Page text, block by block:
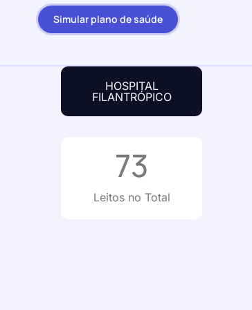
Simular plano de saúde
HOSPITAL
FILANTRÓPICO
Leitos no Total
73